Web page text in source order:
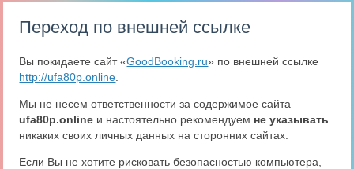
Переход по внешней ссылке
Вы покидаете сайт «GoodBooking.ru» по внешней ссылке
http://ufa80p.online
Мы не несем ответственности за содержимое сайта
ufa80p.online и настоятельно рекомендуем не указывать
никаких своих личных данных на сторонних сайтах.
Если Вы не хотите рисковать безопасностью компьютера,